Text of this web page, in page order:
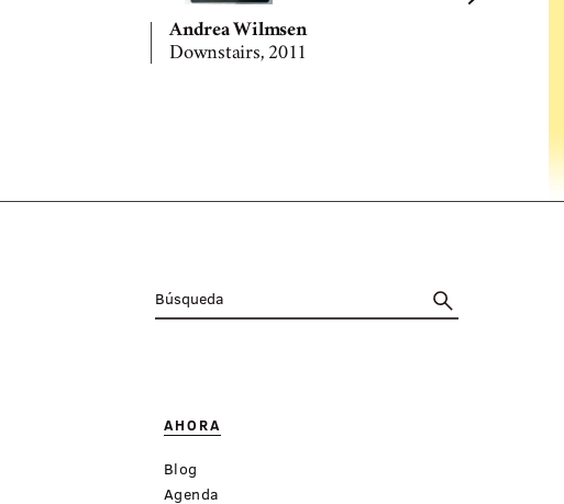
Andrea Wilmsen
Downstairs, 2011
AHORA
Blog
Agenda